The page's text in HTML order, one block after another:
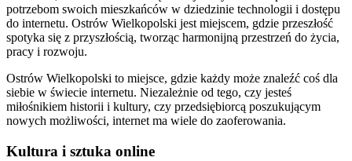
potrzebom swoich mieszkańców w dziedzinie technologii i dostępu
do internetu. Ostrów Wielkopolski jest miejscem, gdzie przeszłość
spotyka się z przyszłością, tworząc harmonijną przestrzeń do życia,
pracy i rozwoju.
Ostrów Wielkopolski to miejsce, gdzie każdy może znaleźć coś dla
siebie w świecie internetu. Niezależnie od tego, czy jesteś
miłośnikiem historii i kultury, czy przedsiębiorcą poszukującym
nowych możliwości, internet ma wiele do zaoferowania.
Kultura i sztuka online